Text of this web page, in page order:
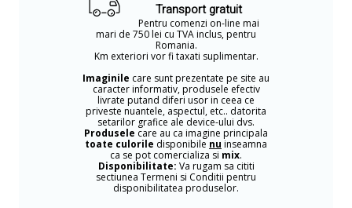
Transport gratuit
Pentru comenzi on-line mai
mari de 750 lei cu TVA inclus, pentru
Romania.
Km exteriori vor fi taxati suplimentar.
Imaginile care sunt prezentate pe site au
caracter informativ, produsele efectiv
livrate putand diferi usor in ceea ce
priveste nuantele, aspectul, etc.. datorita
setarilor grafice ale device-ului dvs.
Produsele care au ca imagine principala
toate culorile disponibile nu inseamna
ca se pot comercializa si mix.
Disponibilitate: Va rugam sa cititi
sectiunea Termeni si Conditii pentru
disponibilitatea produselor.